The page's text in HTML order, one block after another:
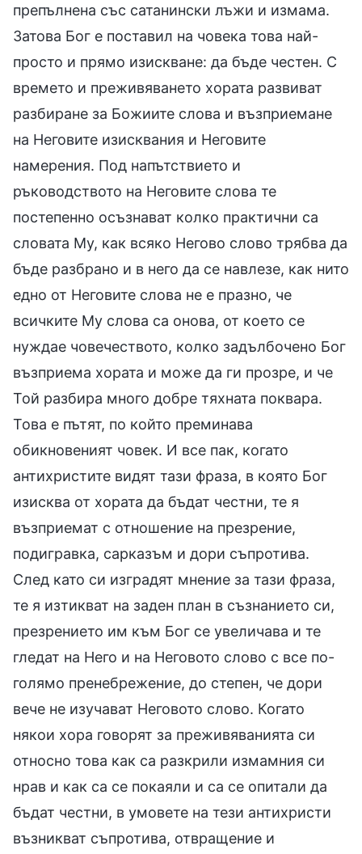
препълнена със сатанински лъжи и измама.
Затова Бог е поставил на човека това най-
просто и прямо изискване: да бъде честен. С
времето и преживяването хората развиват
разбиране за Божиите слова и възприемане
на Неговите изисквания и Неговите
намерения. Под напътствието и
ръководството на Неговите слова те
постепенно осъзнават колко практични са
словата Му, как всяко Негово слово трябва да
бъде разбрано и в него да се навлезе, как нито
едно от Неговите слова не е празно, че
всичките Му слова са онова, от което се
нуждае човечеството, колко задълбочено Бог
възприема хората и може да ги прозре, и че
Той разбира много добре тяхната поквара.
Това е пътят, по който преминава
обикновеният човек. И все пак, когато
антихристите видят тази фраза, в която Бог
изисква от хората да бъдат честни, те я
възприемат с отношение на презрение,
подигравка, сарказъм и дори съпротива.
След като си изградят мнение за тази фраза,
те я изтикват на заден план в съзнанието си,
презрението им към Бог се увеличава и те
гледат на Него и на Неговото слово с все по-
голямо пренебрежение, до степен, че дори
вече не изучават Неговото слово. Когато
някои хора говорят за преживяванията си
относно това как са разкрили измамния си
нрав и как са се покаяли и са се опитали да
бъдат честни, в умовете на тези антихристи
възникват съпротива, отвращение и